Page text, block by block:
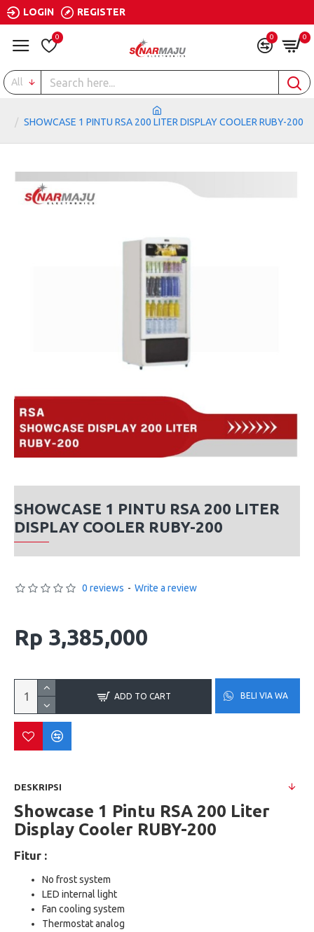
LOGIN REGISTER
0 0 0
All
SHOWCASE 1 PINTU RSA 200 LITER DISPLAY COOLER RUBY-200
SHOWCASE 1 PINTU RSA 200 LITER
DISPLAY COOLER RUBY-200
0 reviews - Write a review
Rp 3,385,000
ADD TO CART BELI VIA WA
DESKRIPSI
Showcase 1 Pintu RSA 200 Liter
Display Cooler RUBY-200
Fitur :
No frost system
LED internal light
Fan cooling system
Thermostat analog